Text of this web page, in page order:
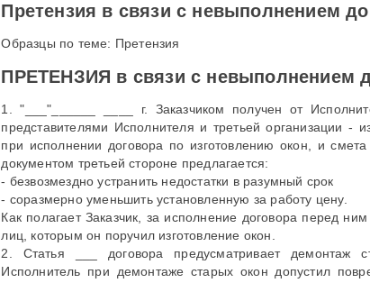
Претензия в связи с невыполнением
Образцы по теме: Претензия
ПРЕТЕНЗИЯ в связи с невыполнением
1. "___"______ ____ г. Заказчиком получен от
представителями Исполнителя и третьей организации -
при исполнении договора по изготовлению окон, и
документом третьей стороне предлагается:
- безвозмездно устранить недостатки в разумный срок
- соразмерно уменьшить установленную за работу цену.
Как полагает Заказчик, за исполнение договора перед
лиц, которым он поручил изготовление окон.
2. Статья ___ договора предусматривает демонтаж
Исполнитель при демонтаже старых окон допустил